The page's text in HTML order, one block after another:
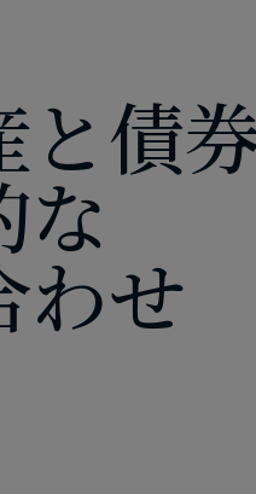
点
オルタ
詳しく見る
ルチアセット・ソリュ
ーション
物資産の​戦略を​
タマイズして​提供
く見る
債
な​
わせ